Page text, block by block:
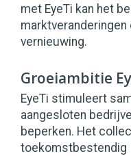
met EyeTi kan het
marktveranderingen
vernieuwing.
Groeiambitie
EyeTi stimuleert
aangesloten
beperken. Het
toekomstbestendig